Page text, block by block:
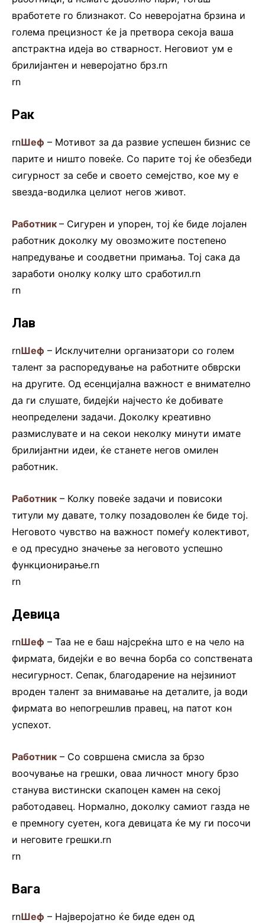
вработете го близнакот. Со неверојатна брзина и
голема прецизност ќе ја претвора секоја ваша
апстрактна идеја во стварност. Неговиот ум е
брилијантен и неверојатно брз.rn
rn
Рак
rnШеф – Мотивот за да развие успешен бизнис се
парите и ништо повеќе. Со парите тој ќе обезбеди
сигурност за себе и своето семејство, кое му е
ѕвезда-водилка целиот негов живот.
Работник – Сигурен и упорен, тој ќе биде лојален
работник доколку му овозможите постепено
напредување и соодветни примања. Тој сака да
заработи онолку колку што сработил.rn
rn
Лав
rnШеф – Исклучителни организатори со голем
талент за распоредување на работните обврски
на другите. Од есенцијална важност е внимателно
да ги слушате, бидејќи најчесто ќе добивате
неопределени задачи. Доколку креативно
размислувате и на секои неколку минути имате
брилијантни идеи, ќе станете негов омилен
работник.
Работник – Колку повеќе задачи и повисоки
титули му давате, толку позадоволен ќе биде тој.
Неговото чувство на важност помеѓу колективот,
е од пресудно значење за неговото успешно
функционирање.rn
rn
Девица
rnШеф – Таа не е баш најсреќна што е на чело на
фирмата, бидејќи е во вечна борба со сопствената
несигурност. Сепак, благодарение на нејзиниот
вроден талент за внимавање на деталите, ја води
фирмата во непогрешлив правец, на патот кон
успехот.
Работник – Со совршена смисла за брзо
воочување на грешки, оваа личност многу брзо
станува вистински скапоцен камен на секој
работодавец. Нормално, доколку самиот газда не
е премногу суетен, кога девицата ќе му ги посочи
и неговите грешки.rn
rn
Вага
rnШеф – Најверојатно ќе биде еден од